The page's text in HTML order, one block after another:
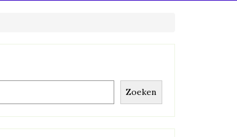
Zoeken